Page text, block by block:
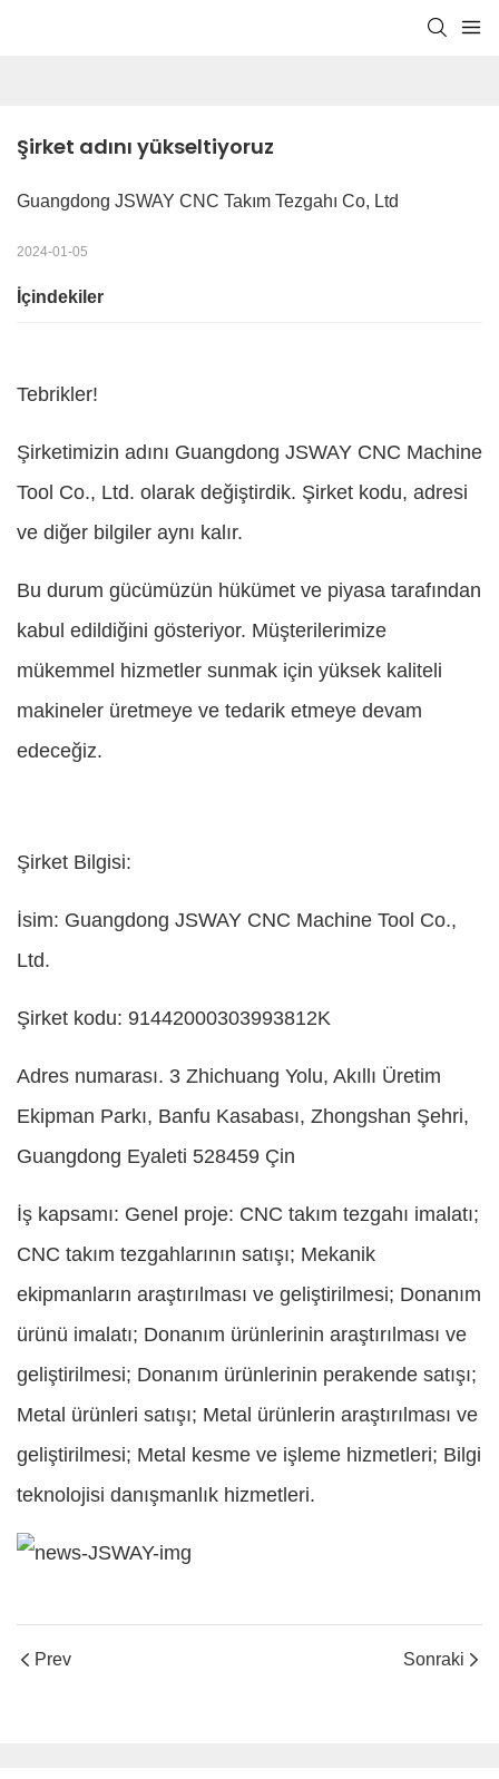
Şirket adını yükseltiyoruz
Guangdong JSWAY CNC Takım Tezgahı Co, Ltd
2024-01-05
İçindekiler
Tebrikler!
Şirketimizin adını Guangdong JSWAY CNC Machine
Tool Co., Ltd. olarak değiştirdik. Şirket kodu, adresi
ve diğer bilgiler aynı kalır.
Bu durum gücümüzün hükümet ve piyasa tarafından
kabul edildiğini gösteriyor. Müşterilerimize
mükemmel hizmetler sunmak için yüksek kaliteli
makineler üretmeye ve tedarik etmeye devam
edeceğiz.
Şirket Bilgisi:
İsim: Guangdong JSWAY CNC Machine Tool Co.,
Ltd.
Şirket kodu: 91442000303993812K
Adres numarası. 3 Zhichuang Yolu, Akıllı Üretim
Ekipman Parkı, Banfu Kasabası, Zhongshan Şehri,
Guangdong Eyaleti 528459 Çin
İş kapsamı: Genel proje: CNC takım tezgahı imalatı;
CNC takım tezgahlarının satışı; Mekanik
ekipmanların araştırılması ve geliştirilmesi; Donanım
ürünü imalatı; Donanım ürünlerinin araştırılması ve
geliştirilmesi; Donanım ürünlerinin perakende satışı;
Metal ürünleri satışı; Metal ürünlerin araştırılması ve
geliştirilmesi; Metal kesme ve işleme hizmetleri; Bilgi
teknolojisi danışmanlık hizmetleri.
Prev Sonraki